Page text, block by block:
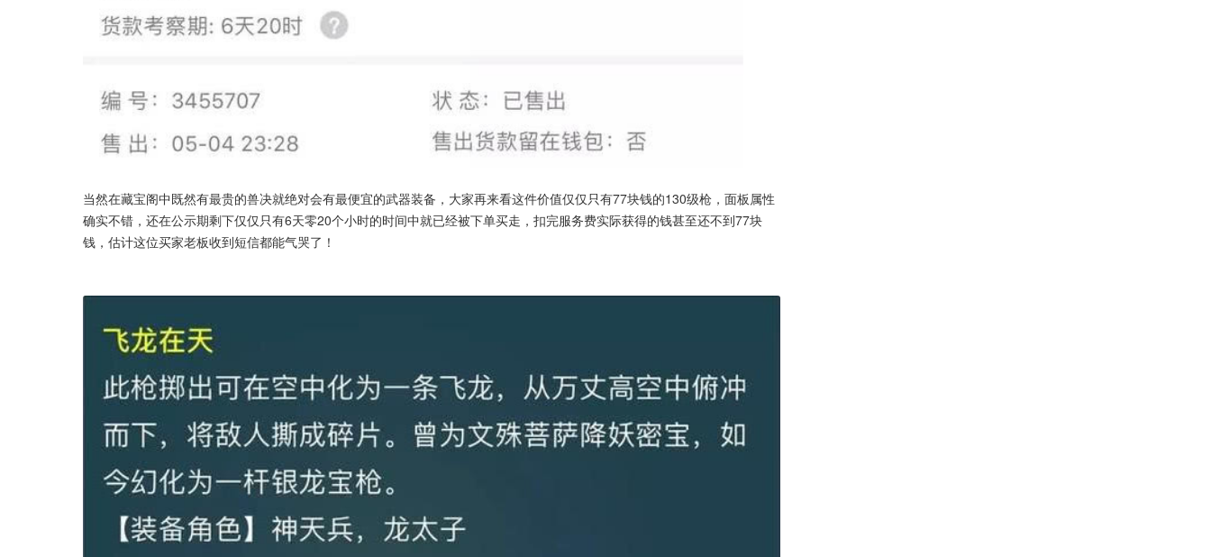
当然在藏宝阁中既然有最贵的兽决就绝对会有最便宜的武器装备，大家再来看这件价值仅仅只有77块钱的130级枪，面板属性
确实不错，还在公示期剩下仅仅只有6天零20个小时的时间中就已经被下单买走，扣完服务费实际获得的钱甚至还不到77块
钱，估计这位买家老板收到短信都能气哭了！